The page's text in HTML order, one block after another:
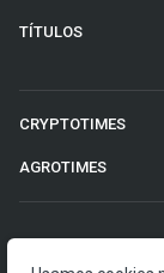
TÍTULOS
CRYPTOTIMES
AGROTIMES